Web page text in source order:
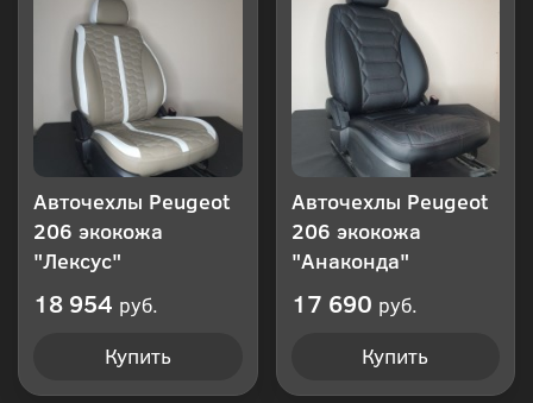
Авточехлы Peugeot
206 экокожа
"Лексус"
18 954 руб.
Купить
Авточехлы Peugeot
206 экокожа
"Анаконда"
17 690 руб.
Купить